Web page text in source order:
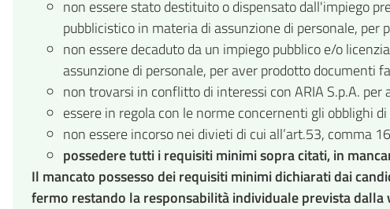
non essere stato destituito o dispensato dall'impiego
pubblicistico in materia di assunzione di personale,
non essere decaduto da un impiego pubblico e/o
assunzione di personale, per aver prodotto documenti
non trovarsi in conflitto di interessi con ARIA S.p.A. per
essere in regola con le norme concernenti gli obblighi
non essere incorso nei divieti di cui all’art.53, comma
possedere tutti irequisiti minimi sopra citati, in
Il mancato possesso dei requisiti minimi dichiarati dai
fermo restando la responsabilità individuale prevista